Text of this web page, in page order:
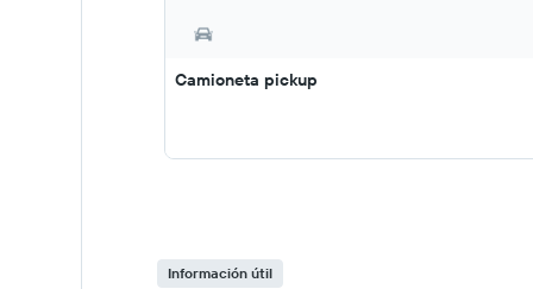
Camioneta pickup
Información útil